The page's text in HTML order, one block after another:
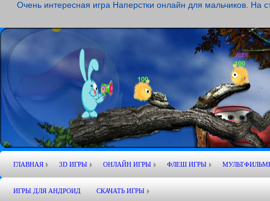
Очень интересная игра Наперстки онлайн для мальчиков. На
ГЛАВНАЯ 3D ИГРЫ ОНЛАЙН ИГРЫ ФЛЕШ ИГРЫ
ИГРЫ ДЛЯ АНДРОИД СКАЧАТЬ ИГРЫ